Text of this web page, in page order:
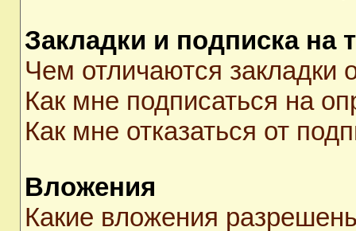
Закладки и подписка на
Чем отличаются закладки
Как мне подписаться на
Как мне отказаться от
Вложения
Какие вложения